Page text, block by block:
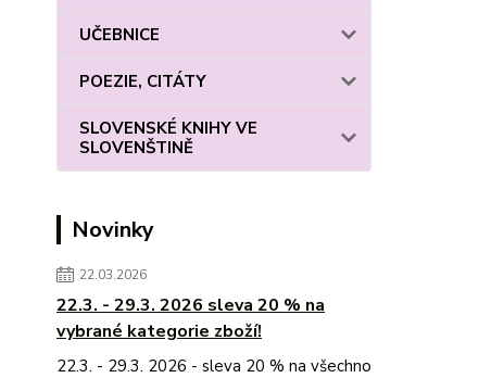
UČEBNICE
POEZIE, CITÁTY
SLOVENSKÉ KNIHY VE
SLOVENŠTINĚ
Novinky
22.03.2026
22.3. - 29.3. 2026 sleva 20 % na
vybrané kategorie zboží!
22.3. - 29.3. 2026 - sleva 20 % na všechno